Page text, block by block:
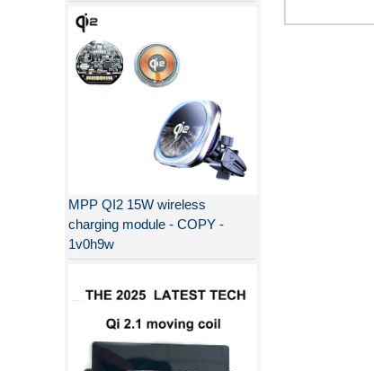
charging module - COPY -
1v0h9w
Pourquoi QI2 est meilleur que
la différence entre la charge
rapide PD et la charge rapide